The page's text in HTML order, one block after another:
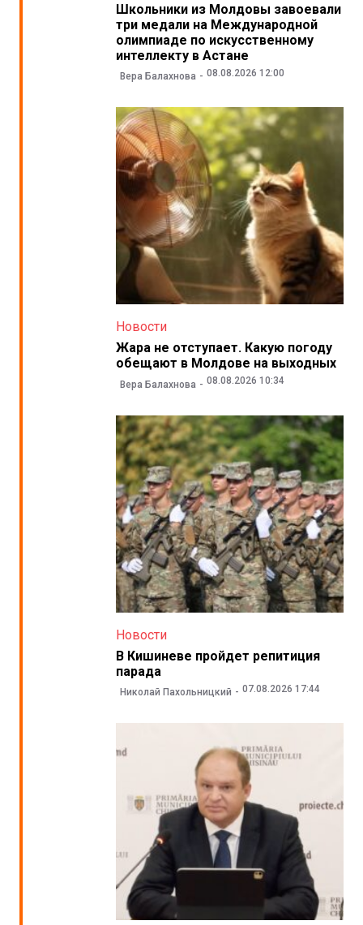
Школьники из Молдовы завоевали
три медали на Международной
олимпиаде по искусственному
интеллекту в Астане
Вера Балахнова 08.08.2026 12:00
Новости
Жара не отступает. Какую погоду
обещают в Молдове на выходных
Вера Балахнова 08.08.2026 10:34
Новости
В Кишиневе пройдет репитиция
парада
Николай Пахольницкий 07.08.2026 17:44